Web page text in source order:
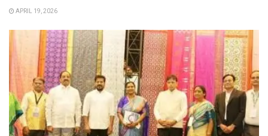
APRIL 19, 2026